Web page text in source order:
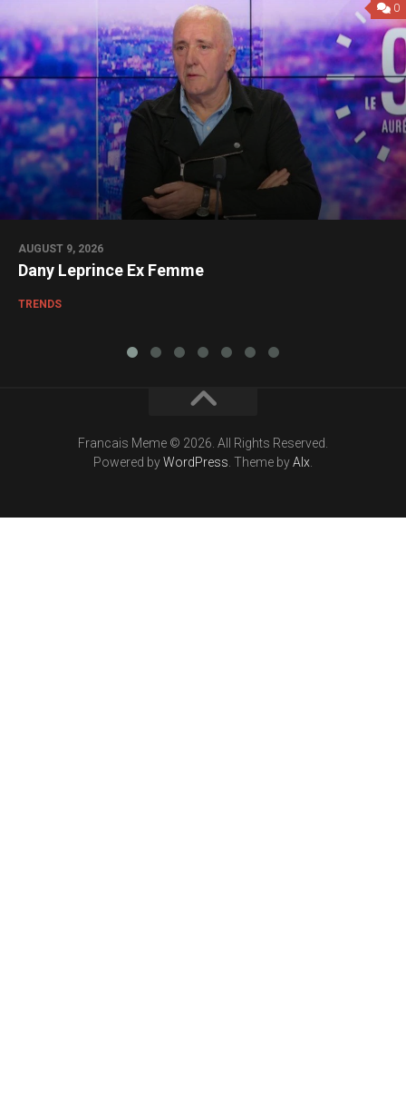
0
AUGUST 9, 2026
Dany Leprince Ex Femme
TRENDS
Francais Meme © 2026. All Rights Reserved.
Powered byWordPress . Theme byAlx